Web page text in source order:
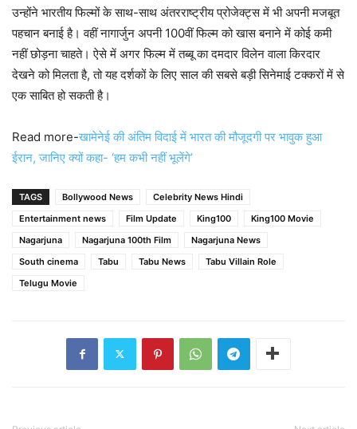
उन्होंने भारतीय फिल्मों के साथ-साथ अंतरराष्ट्रीय प्रोजेक्ट्स में भी अपनी मजबूत
पहचान बनाई है। वहीं नागार्जुन अपनी 100वीं फिल्म को खास बनाने में कोई कमी
नहीं छोड़ना चाहते। ऐसे में अगर फिल्म में तब्बू का दमदार विलेन वाला किरदार
देखने को मिलता है, तो यह दर्शकों के लिए साल की सबसे बड़ी सिनेमाई टक्करों में से
एक साबित हो सकती है।
Read more-खामेनेई की अंतिम विदाई में भारत की मौजूदगी पर भावुक हुआ
ईरान, जानिए क्यों कहा- ‘हम कभी नहीं भूलेंगे’
TAGS Bollywood News
Celebrity News Hindi
Entertainment news
Film Update King100
King100 Movie
Nagarjuna
Nagarjuna 100th Film
Nagarjuna News
South cinema
Tabu Tabu News
Tabu Villain Role
Telugu Movie